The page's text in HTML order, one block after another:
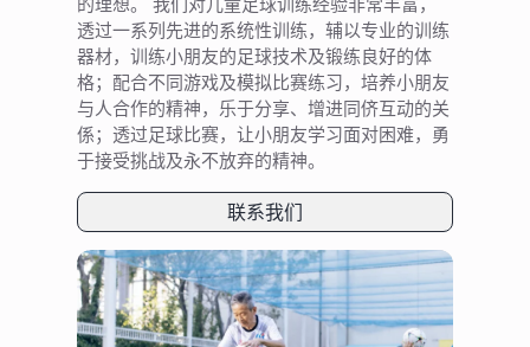
的理想。 我们对儿童足球训练经验非常丰富，
透过一系列先进的系统性训练，辅以专业的训练
器材，训练小朋友的足球技术及锻练良好的体
格；配合不同游戏及模拟比赛练习，培养小朋友
与人合作的精神，乐于分享、增进同侪互动的关
係；透过足球比赛，让小朋友学习面对困难，勇
于接受挑战及永不放弃的精神。
联系我们